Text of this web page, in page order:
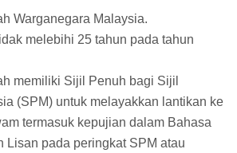
Warganegara Malaysia.
melebihi 25 tahun pada tahun
memiliki Sijil Penuh bagi Sijil
(SPM) untuk melayakkan lantikan ke
termasuk kepujian dalam Bahasa
Lisan pada peringkat SPM atau